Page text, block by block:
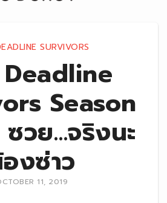
SURVIVORS
Season
ซวย…จริงนะ
งซ่าว
11, 2019